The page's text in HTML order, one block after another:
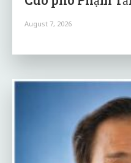
August 7, 2026